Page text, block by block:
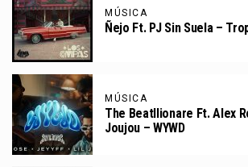
MÚSICA
Ñejo Ft. PJ Sin Suela –
MÚSICA
The Beatllionare Ft. Alex
Joujou – WYWD